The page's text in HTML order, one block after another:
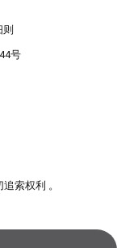
号
索权利 。